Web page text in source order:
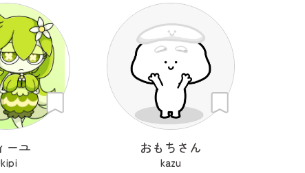
ーユ おもちさん
kazu